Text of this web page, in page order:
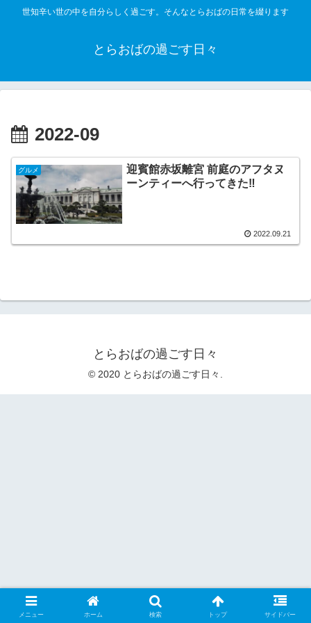
世知辛い世の中を自分らしく過ごす。そんなとらおばの日常を綴ります
とらおばの過ごす日々
2022-09
グルメ
迎賓館赤坂離宮 前庭のアフタヌ
ーンティーへ行ってきた‼︎
2022.09.21
とらおばの過ごす日々
© 2020 とらおばの過ごす日々.
メニュー ホーム 検索 トップ サイドバー